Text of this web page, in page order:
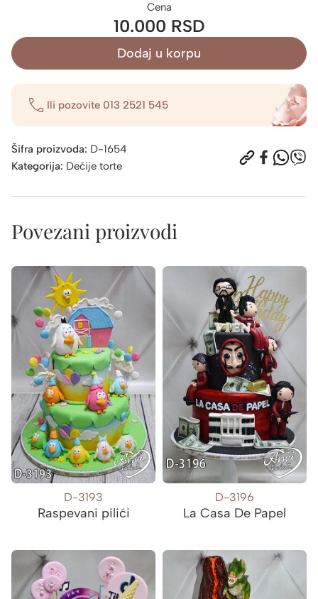
Cena
10.000 RSD
Dodaj u korpu
Ili pozovite 013 2521 545
Šifra proizvoda: D-1654
Kategorija: Dečije torte
Povezani proizvodi
D-3193
Raspevani pilići
D-3196
La Casa De Papel